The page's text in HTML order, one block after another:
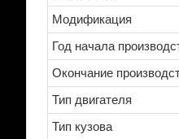
Модификация
Год начала
Окончание
Тип двигателя
Тип кузова